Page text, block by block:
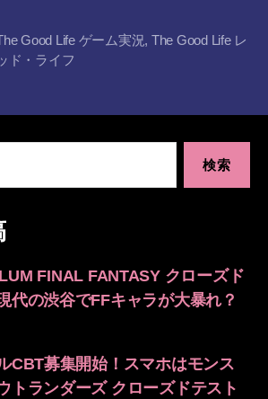
Good Life ゲーム実況, The Good Life レ
ド・ライフ
FINAL FANTASY クローズド
代の渋谷でFFキャラが大暴れ？
CBT募集開始！スマホはモンス
トランダーズ クローズドテスト